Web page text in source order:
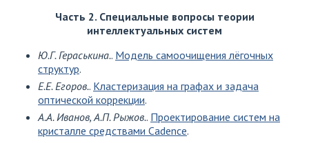
Часть 2. Специальные вопросы теории
интеллектуальных систем
Ю.Г. Гераськина.. Модель самоочищения лёгочных
структур.
Е.Е. Егоров.. Кластеризация на графах и задача
оптической коррекции.
А.А. Иванов, А.П. Рыжов.. Проектирование систем на
кристалле средствами Cadence.